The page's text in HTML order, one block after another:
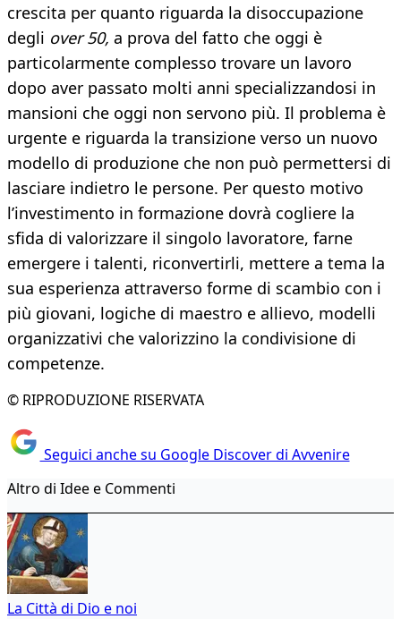
crescita per quanto riguarda la disoccupazione
degli over 50, a prova del fatto che oggi è
particolarmente complesso trovare un lavoro
dopo aver passato molti anni specializzandosi in
mansioni che oggi non servono più. Il problema è
urgente e riguarda la transizione verso un nuovo
modello di produzione che non può permettersi di
lasciare indietro le persone. Per questo motivo
l’investimento in formazione dovrà cogliere la
sfida di valorizzare il singolo lavoratore, farne
emergere i talenti, riconvertirli, mettere a tema la
sua esperienza attraverso forme di scambio con i
più giovani, logiche di maestro e allievo, modelli
organizzativi che valorizzino la condivisione di
competenze.
© RIPRODUZIONE RISERVATA
Seguici anche su Google Discover di Avvenire
Altro di Idee e Commenti
La Città di Dio e noi